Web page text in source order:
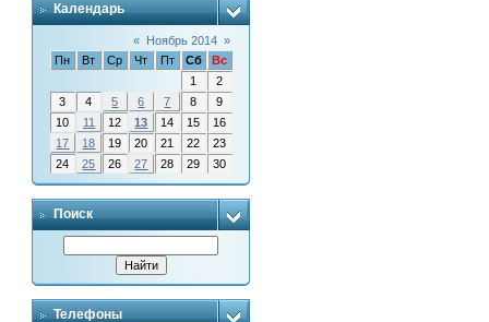
Календарь
« Ноябрь 2014 »
Пн
Вт Ср Чт Пт Сб
Вс
1
2
3
4 5 6 7 8
9
10
11 12 13 14 15
16
17
18 19 20 21 22
23
24
25 26 27 28 29 30
Поиск
Телефоны